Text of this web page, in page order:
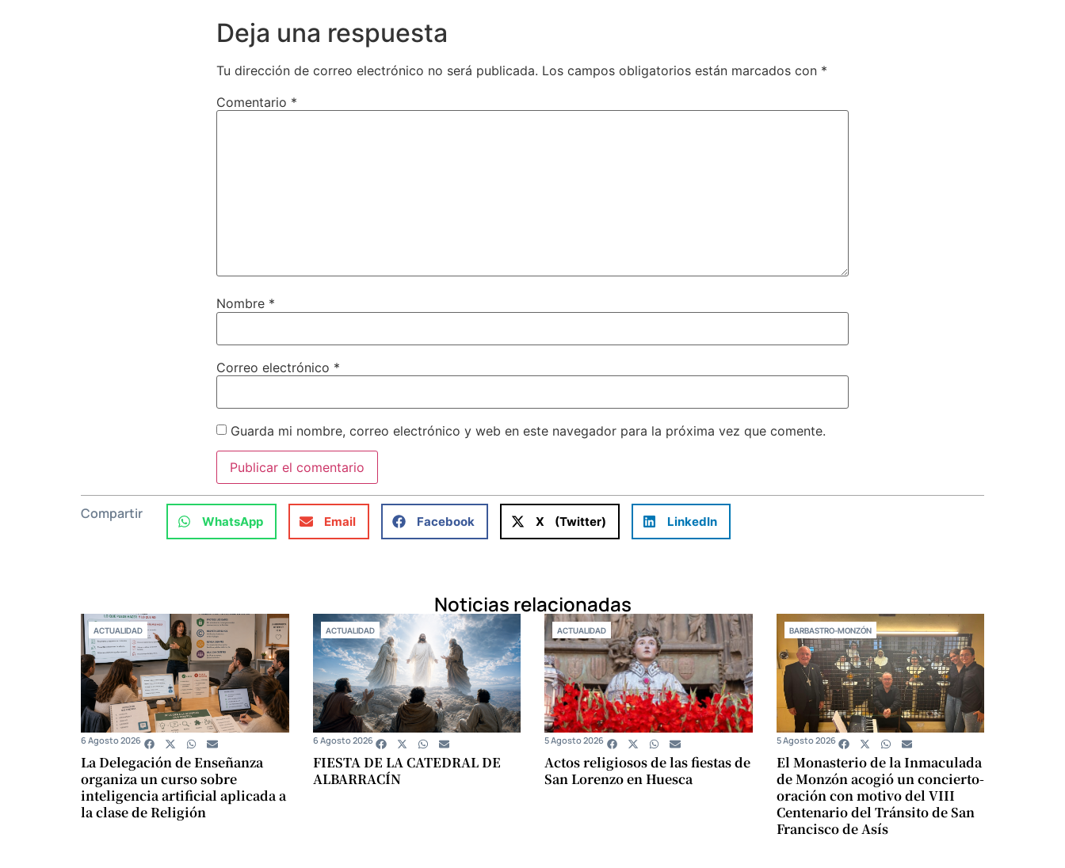
Deja una respuesta
Tu dirección de correo electrónico no será publicada. Los campos obligatorios están marcados con *
Comentario *
Nombre *
Correo electrónico *
Guarda mi nombre, correo electrónico y web en este navegador para la próxima vez que comente.
Compartir WhatsApp Email Facebook X (Twitter) LinkedIn
Noticias relacionadas
ACTUALIDAD
La Delegación de Enseñanza
organiza un curso sobre
inteligencia artificial aplicada a
la clase de Religión
6 Agosto 2026
ACTUALIDAD
FIESTA DE LA CATEDRAL DE
ALBARRACÍN
6 Agosto 2026
ACTUALIDAD
Actos religiosos de las fiestas de
San Lorenzo en Huesca
5 Agosto 2026
BARBASTRO-MONZÓN
El Monasterio de la Inmaculada
de Monzón acogió un concierto-
oración con motivo del VIII
Centenario del Tránsito de San
Francisco de Asís
5 Agosto 2026